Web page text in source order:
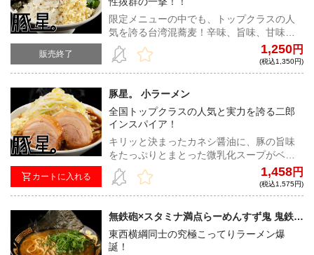
販売終了
限定メニューの中でも、トップクラスの人
気を誇る台湾混蕎麦！辛味、旨味、甘味が
渾然一体となり、ワシワシ麺のパンチ力も
相まって、アトラクションさながらの楽し
さを堪能できる。
1,250円
(税込1,350円)
カートに入れる
豚星。 小ラーメン
全国トップクラスの人気と実力を誇る二郎
インスパイア！
キリッと決まったカネシ醤油に、豚の旨味
をたっぷりとまとった微乳化スープがベス
トマッチ。神豚とも言われる大きく、柔ら
かい豚肉も健在！超ハイレベルな逸品だ。
1,458円
(税込1,575円)
無鉄砲×スタミナ満点らーめんすず鬼 鬼鉄砲
（宮崎ver）
東西横綱同士の究極こってりラーメン爆
誕！